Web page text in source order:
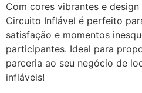
Com cores vibrantes e
Circuito Inflável é perfeito
satisfação e momentos
participantes. Ideal para
parceria ao seu negócio de
infláveis!